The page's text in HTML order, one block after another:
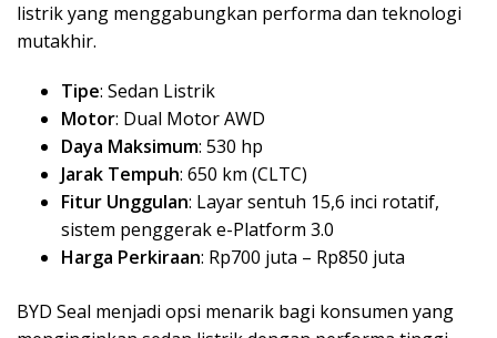
listrik yang menggabungkan performa dan teknologi
mutakhir.
Tipe: Sedan Listrik
Motor: Dual Motor AWD
Daya Maksimum: 530 hp
Jarak Tempuh: 650 km (CLTC)
Fitur Unggulan: Layar sentuh 15,6 inci rotatif,
sistem penggerak e-Platform 3.0
Harga Perkiraan: Rp700 juta – Rp850 juta
BYD Seal menjadi opsi menarik bagi konsumen yang